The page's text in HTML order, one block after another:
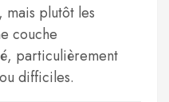
plutôt les
couche
particulièrement
difficiles.